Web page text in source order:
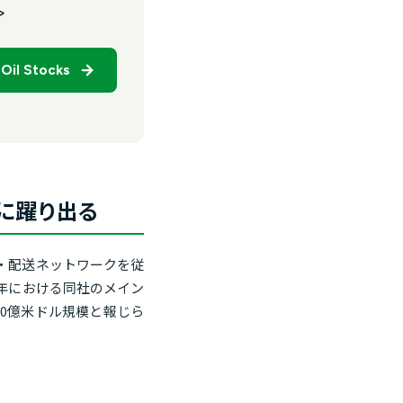
Stocks
躍り出る
配送ネットワークを従
における同社のメイン
億米ドル規模と報じら